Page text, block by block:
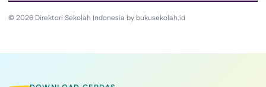
© 2026 Direktori Sekolah Indonesia by bukusekolah.id